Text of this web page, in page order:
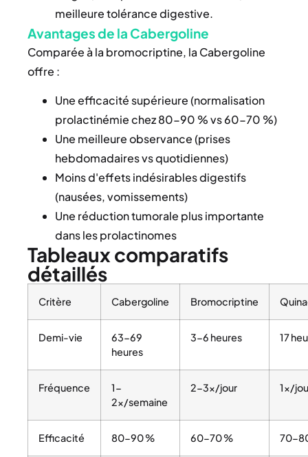
meilleure tolérance digestive.
Avantages de la Cabergoline
Comparée à la bromocriptine, la Cabergoline
offre :
Une efficacité supérieure (normalisation
prolactinémie chez 80-90 % vs 60-70 %)
Une meilleure observance (prises
hebdomadaires vs quotidiennes)
Moins d'effets indésirables digestifs
(nausées, vomissements)
Une réduction tumorale plus importante
dans les prolactinomes
Tableaux comparatifs
détaillés
Critère Cabergoline Bromocriptine
Demi-vie
63-69
heures
3-6 heures 17
Fréquence
1-
2×/semaine
2-3×/jour 1×/
Efficacité 80-90 % 60-70 % 70-